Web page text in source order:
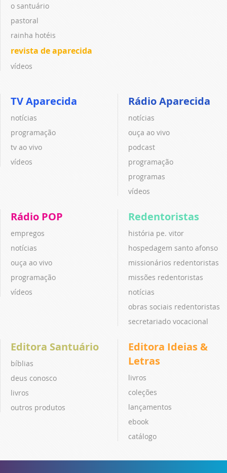
o santuário
pastoral
rainha hotéis
revista de aparecida
vídeos
TV Aparecida
notícias
programação
tv ao vivo
vídeos
Rádio Aparecida
notícias
ouça ao vivo
podcast
programação
programas
vídeos
Rádio POP
empregos
notícias
ouça ao vivo
programação
vídeos
Redentoristas
história pe. vitor
hospedagem santo afonso
missionários redentoristas
missões redentoristas
notícias
obras sociais redentoristas
secretariado vocacional
Editora Santuário
bíblias
deus conosco
livros
outros produtos
Editora Ideias &
Letras
livros
coleções
lançamentos
ebook
catálogo